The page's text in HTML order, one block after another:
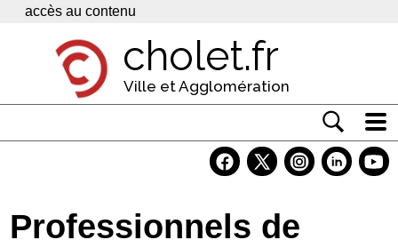
Panneau de gestion des cookies
accès au contenu
cholet.fr
Ville et Agglomération
Economie
Professionnels de